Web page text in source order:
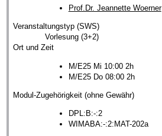
Prof.Dr. Jeannette Woerner
Veranstaltungstyp (SWS)
Vorlesung (3+2)
Ort und Zeit
M/E25 Mi 10:00 2h
M/E25 Do 08:00 2h
Modul-Zugehörigkeit (ohne Gewähr)
DPL:B:-:2
WIMABA:-:2:MAT-202a